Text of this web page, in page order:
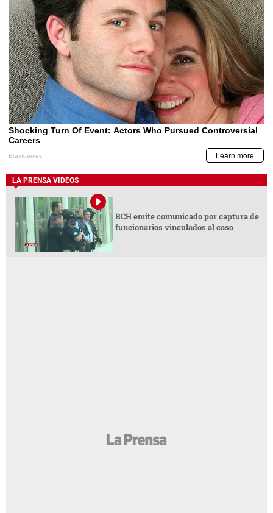
LA PRENSA VIDEOS
BCH emite comunicado por captura de
funcionarios vinculados al caso